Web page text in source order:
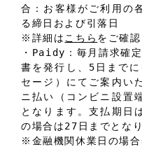
合：お客様がご利用の
る締日および引落日
※詳細は こちら をご確認
・Paidy：毎月請求確
書を発行し、5日までに
セージ）にてご案内い
ニ払い（コンビニ設置
となります。支払期日
の場合は27日までとなり
※金融機関休業日の場合